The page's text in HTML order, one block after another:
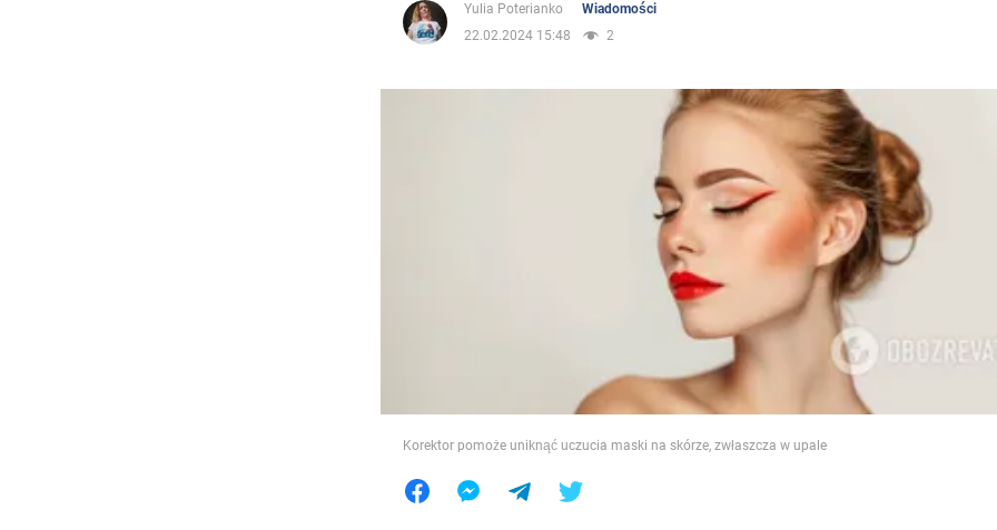
Życie
Yulia Poterianko
Wiadomości
22.02.2024 15:48
2
Korektor pomoże uniknąć uczucia maski na skórze, zwłaszcza w upale